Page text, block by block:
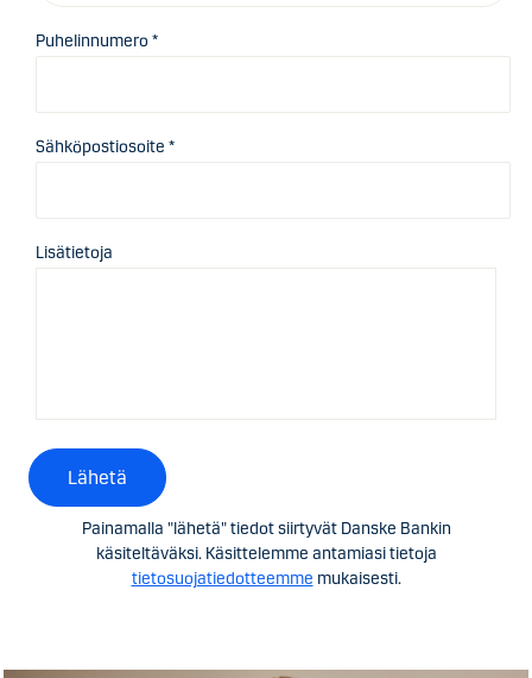
Puhelinnumero *
Sähköpostiosoite *
Lisätietoja
Lähetä
Painamalla "lähetä" tiedot siirtyvät Danske Bankin
käsiteltäväksi. Käsittelemme antamiasi tietoja
tietosuojatiedotteemme mukaisesti.